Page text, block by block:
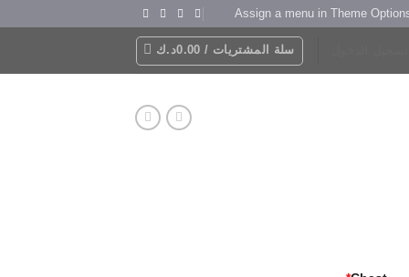
Assign a menu in Theme
سلة المشتريات / 0.00د.ك